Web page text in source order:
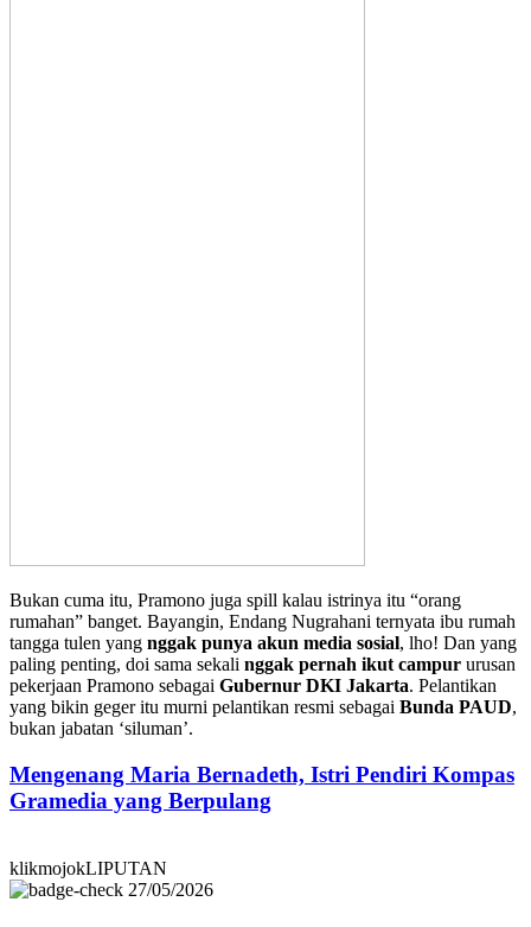
Bukan cuma itu, Pramono juga spill kalau istrinya itu “orang
rumahan” banget. Bayangin, Endang Nugrahani ternyata ibu rumah
tangga tulen yang nggak punya akun media sosial, lho! Dan yang
paling penting, doi sama sekali nggak pernah ikut campur urusan
pekerjaan Pramono sebagai Gubernur DKI Jakarta. Pelantikan
yang bikin geger itu murni pelantikan resmi sebagai Bunda PAUD,
bukan jabatan ‘siluman’.
Mengenang Maria Bernadeth, Istri Pendiri Kompas
Gramedia yang Berpulang
klikmojokLIPUTAN
27/05/2026